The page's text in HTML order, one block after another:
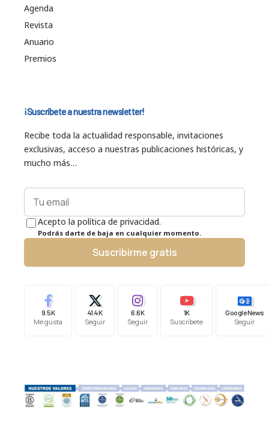
Agenda
Revista
Anuario
Premios
¡Suscríbete a nuestra newsletter!
Recibe toda la actualidad responsable, invitaciones
exclusivas, acceso a nuestras publicaciones históricas, y
mucho más…
Acepto la política de privacidad.
Podrás darte de baja en cualquier momento.
Suscribirme gratis
9.5K
Me gusta
41.4K
Seguir
6.6K
Seguir
1K
Suscríbete
Google News
Seguir